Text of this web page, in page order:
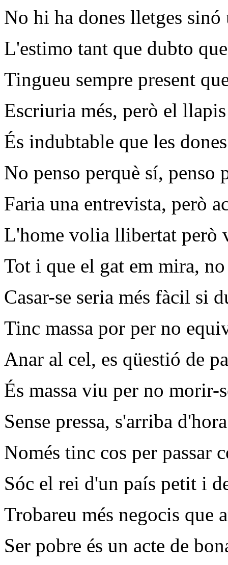
No hi ha dones lletges
L'estimo tant que dubto
Tingueu sempre present
Escriuria més, però el
És indubtable que les
No penso perquè sí, penso
Faria una entrevista, però
L'home volia llibertat però
Tot i que el gat em mira,
Casar-se seria més fàcil si
Tinc massa por per no
Anar al cel, es qüestió de
És massa viu per no morir-
Sense pressa, s'arriba
Només tinc cos per passar
Sóc el rei d'un país petit i
Trobareu més negocis que
Ser pobre és un acte de